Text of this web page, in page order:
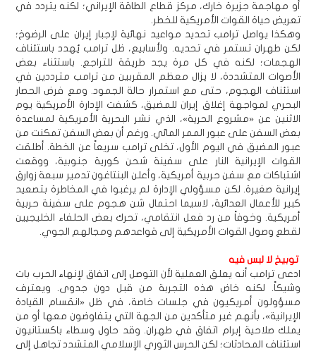
أو مهاجمة جزيرة خارك، مركز قطاع الطاقة الإيراني؛ لكنه يتردد في
تعريض حياة القوات الأمريكية للخطر.
وهكذا يواصل ترامب تحديد مواعيد نهائية لإجبار إيران على الرضوخ؛
لكن طهران تستمر في تحديه. ولأسابيع، ظل ترامب يُهدد باستئناف
الهجمات؛ لكنه في كل مرة يجد طريقة للتراجع. باستثناء بعض
الأصوات المتشددة، لا يزال معظم المقربين من ترامب مترددين في
استئناف الهجوم، حتى مع استمرار حالة الجمود. ومع فرض الحصار
البحري لمواجهة إغلاق إيران للمضيق، كشفت الإدارة الأمريكية يوم
الاثنين عن «مشروع الحرية»، الذي نشر البحرية الأمريكية لمساعدة
بعض السفن على عبور الممر المائي. ورغم أن بعض السفن تمكنت من
عبور المضيق في اليوم الأول، تخلى ترامب سريعاً عن الخطة. أطلقت
القوات الإيرانية النار على سفينة شحن كورية جنوبية، ووقعت
اشتباكات مع سفن حربية أمريكية، وأعلن البنتاغون تدمير سبعة زوارق
إيرانية صغيرة. لكن مسؤولي الإدارة لم يرغبوا في المخاطرة بتصعيد
كبير للأعمال العدائية، لاسيما احتمال شن هجوم على سفينة حربية
أمريكية. وخوفاً من رد فعل انتقامي، تحرك بعض الحلفاء الخليجيين
لقطع وصول القوات الأمريكية إلى قواعدهم ومجالهم الجوي.
توبيخ لا لبس فيه
ادعى ترامب أنه يعلق العملية لأن التوصل إلى اتفاق لإنهاء الحرب بات
وشيكاً. لكنه خاض هذه التجربة من قبل دون جدوى. ويعترف
مسؤولون أمريكيون في جلسات خاصة، في ظل «انقسام القيادة
الإيرانية»، بأنهم غير متأكدين من الجهة التي يتفاوضون معها أو من
يملك صلاحية إبرام اتفاق في طهران. وقد حاول وسطاء باكستانيون
استئناف المحادثات؛ لكن الحرس الثوري الإسلامي المتشدد تجاهل إلى